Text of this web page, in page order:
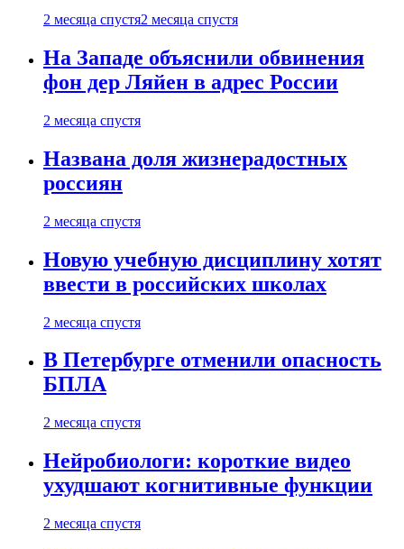
2 месяца спустя2 месяца спустя
На Западе объяснили обвинения
фон дер Ляйен в адрес России
2 месяца спустя
Названа доля жизнерадостных
россиян
2 месяца спустя
Новую учебную дисциплину хотят
ввести в российских школах
2 месяца спустя
В Петербурге отменили опасность
БПЛА
2 месяца спустя
Нейробиологи: короткие видео
ухудшают когнитивные функции
2 месяца спустя